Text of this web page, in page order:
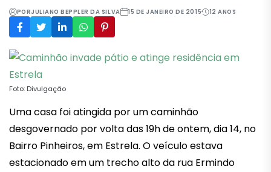
PORJULIANO BEPPLER DA SILVA 15 DE JANEIRO DE 2015 12 ANOS
Foto: Divulgação
Uma casa foi atingida por um caminhão
desgovernado por volta das 19h de ontem, dia 14, no
Bairro Pinheiros, em Estrela. O veículo estava
estacionado em um trecho alto da rua Ermindo